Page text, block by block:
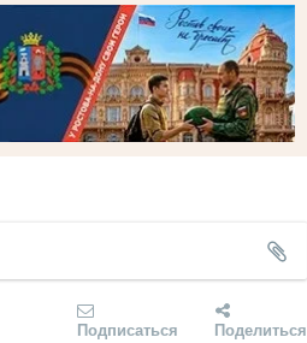
Подписаться Поделиться